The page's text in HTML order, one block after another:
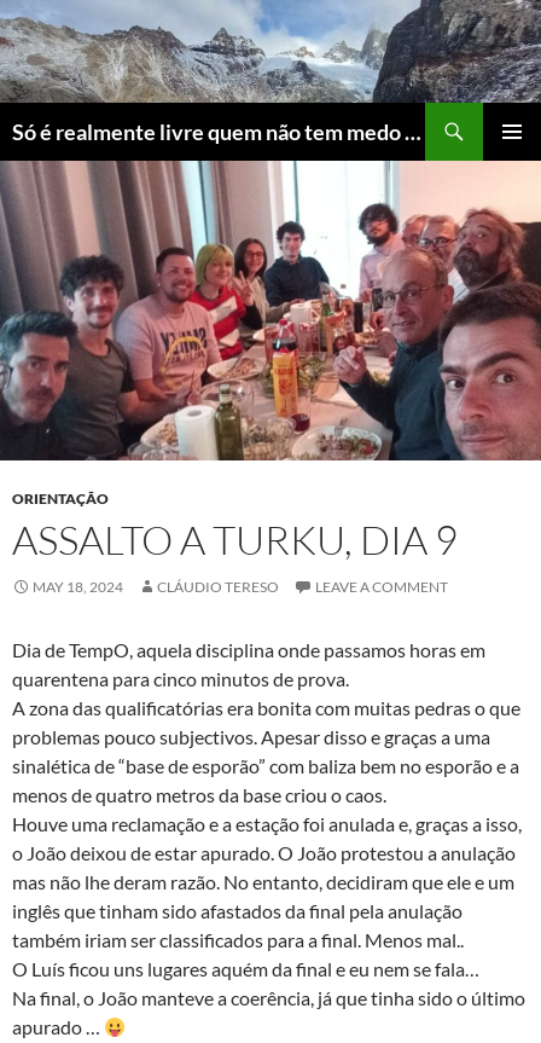
Skip
to
content
Só é realmente livre quem não tem medo do ridículo
ORIENTAÇÃO
ASSALTO A TURKU, DIA 9
MAY 18, 2024 CLÁUDIO TERESO LEAVE A COMMENT
Dia de TempO, aquela disciplina onde passamos horas em
quarentena para cinco minutos de prova.
A zona das qualificatórias era bonita com muitas pedras o que
problemas pouco subjectivos. Apesar disso e graças a uma
sinalética de “base de esporão” com baliza bem no esporão e a
menos de quatro metros da base criou o caos.
Houve uma reclamação e a estação foi anulada e, graças a isso,
o João deixou de estar apurado. O João protestou a anulação
mas não lhe deram razão. No entanto, decidiram que ele e um
inglês que tinham sido afastados da final pela anulação
também iriam ser classificados para a final. Menos mal..
O Luís ficou uns lugares aquém da final e eu nem se fala…
Na final, o João manteve a coerência, já que tinha sido o último
apurado …